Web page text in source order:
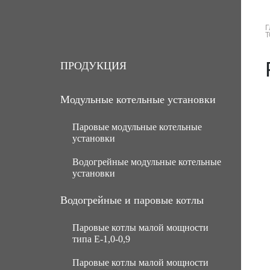
ПРОДУКЦИЯ
Модульные котельные установки
Паровые модульные котельные
установки
МКУ паровые угольные с ручной
подачей топлива
МКУ паровые угольные с
механической подачей топлива
Паровые газомазутные модульные
котельные установки
МКУ паровые мазутные (нефть)
Водогрейные модульные котельные
установки
МКУ водогрейные угольные с
ручной подачей топлива
МКУ водогрейные угольные с
механической подачей топлива
Водогрейные и паровые котлы
Паровые котлы малой мощности
типа Е-1,0-0,9
Паровые котлы малой мощности